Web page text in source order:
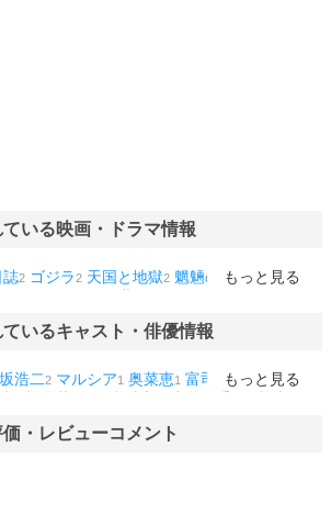
いる映画・ドラマ情報
もっと見る
誌2 ゴジラ2 天国と地獄2 魍魎の匣2 悪魔の手
いるキャスト・俳優情報
もっと見る
浩二2 マルシア1 奥菜恵1 富司純子1 岡崎友
・レビューコメント